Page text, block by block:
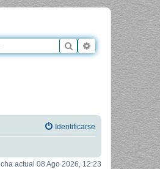
Buscar Búsqueda
Identificarse
actual 08 Ago 2026, 12:23